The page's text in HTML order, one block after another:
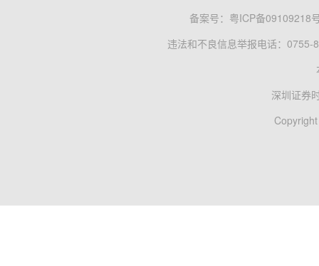
备案号： 粤ICP备09109218
违法和不良信息举报电话：0755-
深圳证券